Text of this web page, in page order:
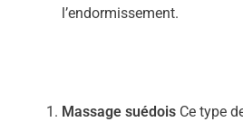
l’endormissement.
Massage suédois Ce type